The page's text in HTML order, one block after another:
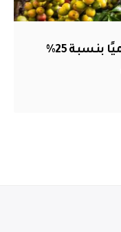
توقعات بارتفاع اسعار البُن عالميًا بنسبة 25%